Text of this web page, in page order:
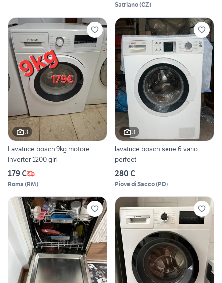
Satriano(CZ)
3
Lavatrice bosch 9kg motore
inverter 1200 giri
179 €
Roma (RM)
3
lavatrice bosch serie 6 vario
perfect
280 €
Piove di Sacco(PD)